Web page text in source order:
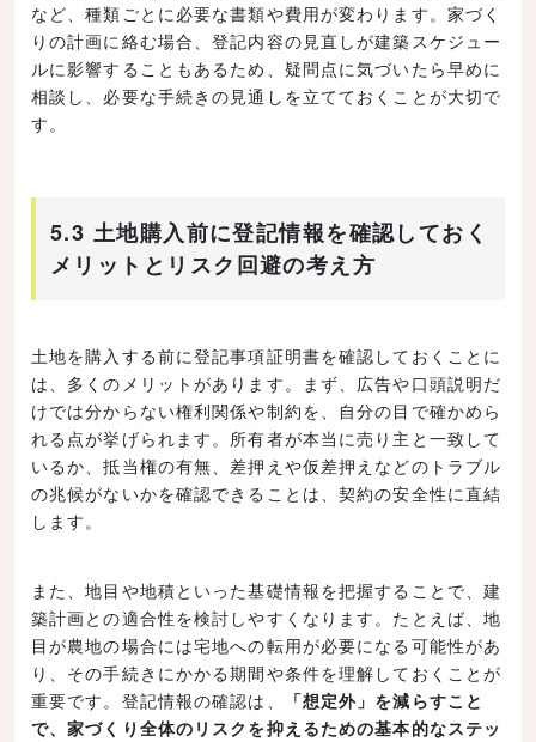
など、種類ごとに必要な書類や費用が変わります。家づく
りの計画に絡む場合、登記内容の見直しが建築スケジュー
ルに影響することもあるため、疑問点に気づいたら早めに
相談し、必要な手続きの見通しを立てておくことが大切で
す。
5.3 土地購入前に登記情報を確認しておく
メリットとリスク回避の考え方
土地を購入する前に登記事項証明書を確認しておくことに
は、多くのメリットがあります。まず、広告や口頭説明だ
けでは分からない権利関係や制約を、自分の目で確かめら
れる点が挙げられます。所有者が本当に売り主と一致して
いるか、抵当権の有無、差押えや仮差押えなどのトラブル
の兆候がないかを確認できることは、契約の安全性に直結
します。
また、地目や地積といった基礎情報を把握することで、建
築計画との適合性を検討しやすくなります。たとえば、地
目が農地の場合には宅地への転用が必要になる可能性があ
り、その手続きにかかる期間や条件を理解しておくことが
重要です。登記情報の確認は、
「想定外」を減らすこと
で、家づくり全体のリスクを抑えるための基本的なステッ